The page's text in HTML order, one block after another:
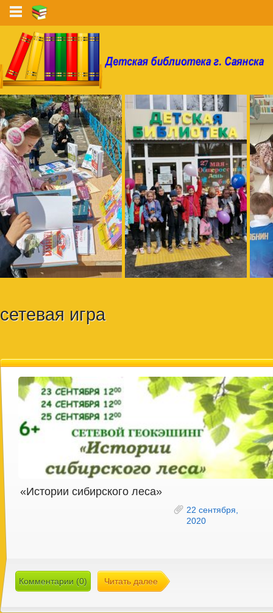
сетевая игра
«Истории сибирского леса»
22 сентября,
2020
Комментарии (0) Читать далее